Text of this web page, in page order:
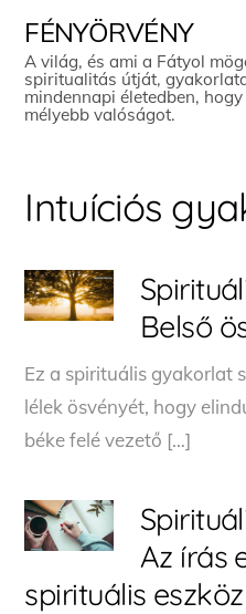
content
FÉNYÖRVÉNY
A világ, és ami a Fátyol
spiritualitás útját,
mindennapi életedben,
mélyebb valóságot.
Intuíciós
Belső
Ez a spirituális gyakorlat
lélek ösvényét, hogy
béke felé vezető […]
Az írás
spirituális eszköz